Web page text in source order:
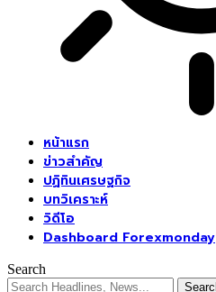
หน้าแรก
ข่าวสำคัญ
ปฏิทินเศรษฐกิจ
บทวิเคราะห์
วิดีโอ
Dashboard Forexmonday
Search